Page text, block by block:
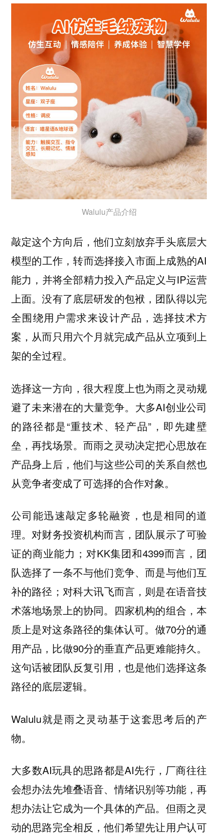
Walulu产品介绍
敲定这个方向后，他们立刻放弃手头底层大
模型的工作，转而选择接入市面上成熟的AI
能力，并将全部精力投入产品定义与IP运营
上面。没有了底层研发的包袱，团队得以完
全围绕用户需求来设计产品，选择技术方
案，从而只用六个月就完成产品从立项到上
架的全过程。
选择这一方向，很大程度上也为雨之灵动规
避了未来潜在的大量竞争。大多AI创业公司
的路径都是“重技术、轻产品”，即先建壁
垒，再找场景。而雨之灵动决定把心思放在
产品身上后，他们与这些公司的关系自然也
从竞争者变成了可选择的合作对象。
公司能迅速敲定多轮融资，也是相同的道
理。对财务投资机构而言，团队展示了可验
证的商业能力；对KK集团和4399而言，团
队选择了一条不与他们竞争、而是与他们互
补的路径；对科大讯飞而言，则是在语音技
术落地场景上的协同。四家机构的组合，本
质上是对这条路径的集体认可。做70分的通
用产品，比做90分的垂直产品更难能持久。
这句话被团队反复引用，也是他们选择这条
路径的底层逻辑。
Walulu就是雨之灵动基于这套思考后的产
物。
大多数AI玩具的思路都是AI先行，厂商往往
会想办法先堆叠语音、情绪识别等功能，再
想办法让它成为一个具体的产品。但雨之灵
动的思路完全相反，他们希望先让用户认可